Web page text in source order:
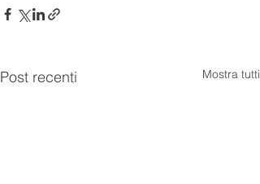
Post recenti Mostra tutti